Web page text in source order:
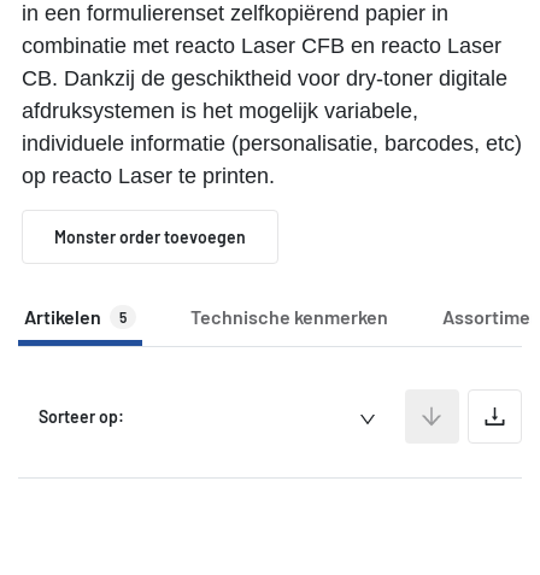
in een formulierenset zelfkopiërend papier in
combinatie met reacto Laser CFB en reacto Laser
CB. Dankzij de geschiktheid voor dry-toner digitale
afdruksystemen is het mogelijk variabele,
individuele informatie (personalisatie, barcodes, etc)
op reacto Laser te printen.
Monster order toevoegen
Artikelen 5 Technische kenmerken
Sorteer op: